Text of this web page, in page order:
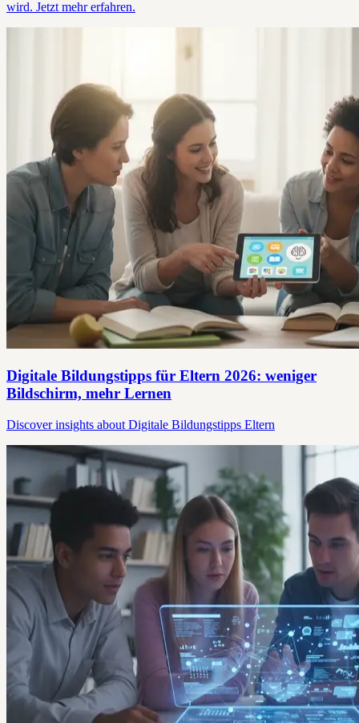
wird. Jetzt mehr erfahren.
Digitale Bildungstipps für Eltern 2026: weniger
Bildschirm, mehr Lernen
Discover insights about Digitale Bildungstipps Eltern